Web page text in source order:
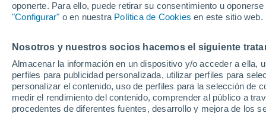
oponerte. Para ello, puede retirar su consentimiento u
"Configurar" o en nuestra Política de Cookies en este sitio web.
Nosotros y nuestros socios hacemos el siguiente
Almacenar la información en un dispositivo y/o acceder a
perfiles para publicidad personalizada, utilizar perfiles para
personalizar el contenido, uso de perfiles para la selección de
medir el rendimiento del contenido, comprender al público a
procedentes de diferentes fuentes, desarrollo y mejora de los
Hoy
9 Ago
29° / 18°
Mañana
10 Ago
30° / 18°
Martes
11 Ago
32° / 17°